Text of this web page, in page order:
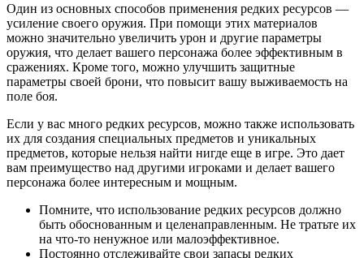
Один из основных способов применения редких ресурсов —
усиление своего оружия. При помощи этих материалов
можно значительно увеличить урон и другие параметры
оружия, что делает вашего персонажа более эффективным в
сражениях. Кроме того, можно улучшить защитные
параметры своей брони, что повысит вашу выживаемость на
поле боя.
Если у вас много редких ресурсов, можно также использовать
их для создания специальных предметов и уникальных
предметов, которые нельзя найти нигде еще в игре. Это дает
вам преимущество над другими игроками и делает вашего
персонажа более интересным и мощным.
Помните, что использование редких ресурсов должно
быть обоснованным и целенаправленным. Не тратьте их
на что-то ненужное или малоэффективное.
Постоянно отслеживайте свои запасы редких